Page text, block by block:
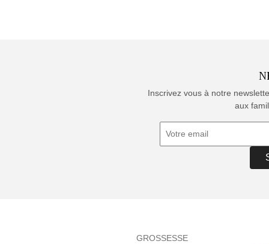
Inscrivez vous à notre
aux
GROSSESSE